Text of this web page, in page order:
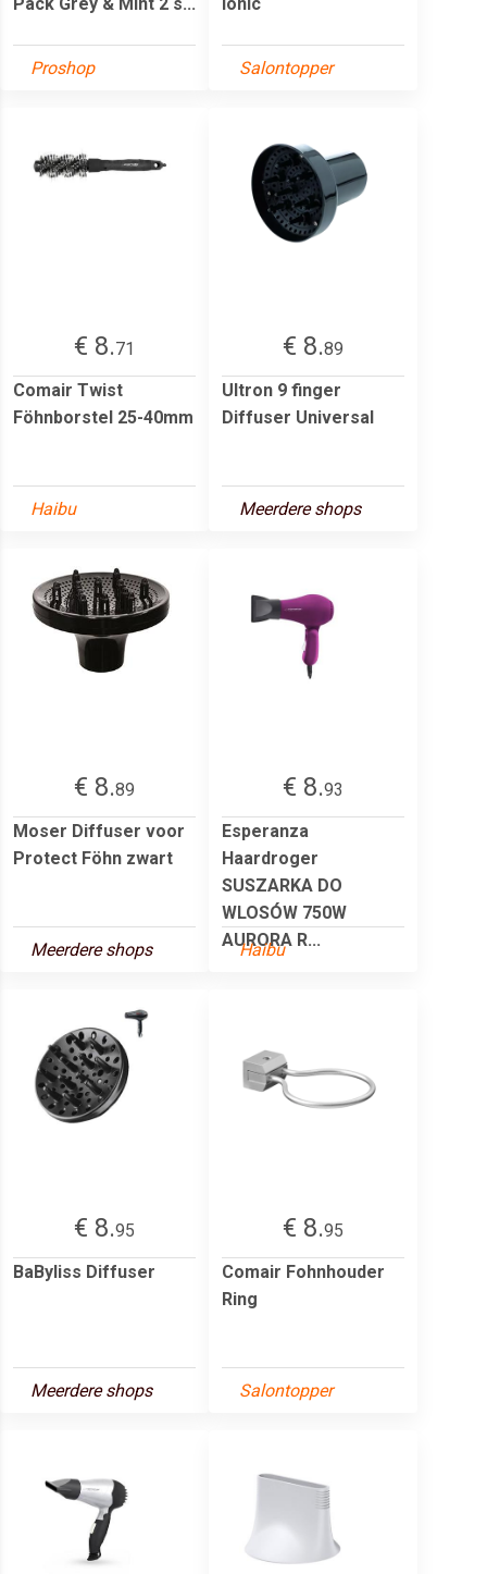
Proshop Salontopper
€ 8.71
Comair Twist
Föhnborstel 25-40mm
Haibu
€ 8.89
Ultron 9 finger
Diffuser Universal
Meerdere shops
€ 8.89
Moser Diffuser voor
Protect Föhn zwart
Meerdere shops
€ 8.93
Esperanza
Haardroger
SUSZARKA DO
WLOSÓW 750W
AURORA R...
Haibu
€ 8.95
BaByliss Diffuser
Meerdere shops
€ 8.95
Comair Fohnhouder
Ring
Salontopper